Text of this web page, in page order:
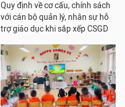
Quy định về cơ cấu, chính sách
với cán bộ quản lý, nhân sự hỗ
trợ giáo dục khi sắp xếp CSGD